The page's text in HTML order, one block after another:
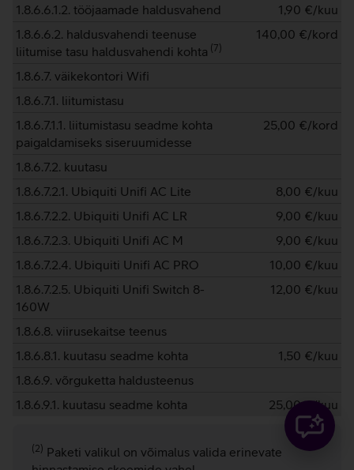
1.8.6.6.1.2. tööjaamade haldusvahend 1,90 €/kuu
1.8.6.6.2. haldusvahendi teenuse
liitumise tasu haldusvahendi kohta (7)
140,00 €/kord
1.8.6.7. väikekontori Wifi
1.8.6.7.1. liitumistasu
1.8.6.7.1.1. liitumistasu seadme kohta
paigaldamiseks siseruumidesse
25,00 €/kord
1.8.6.7.2. kuutasu
1.8.6.7.2.1. Ubiquiti Unifi AC Lite
8,00 €/kuu
1.8.6.7.2.2. Ubiquiti Unifi AC LR
9,00 €/kuu
1.8.6.7.2.3. Ubiquiti Unifi AC M
9,00 €/kuu
1.8.6.7.2.4. Ubiquiti Unifi AC PRO
10,00 €/kuu
1.8.6.7.2.5. Ubiquiti Unifi Switch 8-
160W
12,00 €/kuu
1.8.6.8. viirusekaitse teenus
1.8.6.8.1. kuutasu seadme kohta
1,50 €/kuu
1.8.6.9. võrguketta haldusteenus
1.8.6.9.1. kuutasu seadme kohta
25,00 €/kuu
(2) Paketi valikul on võimalus valida erinevate